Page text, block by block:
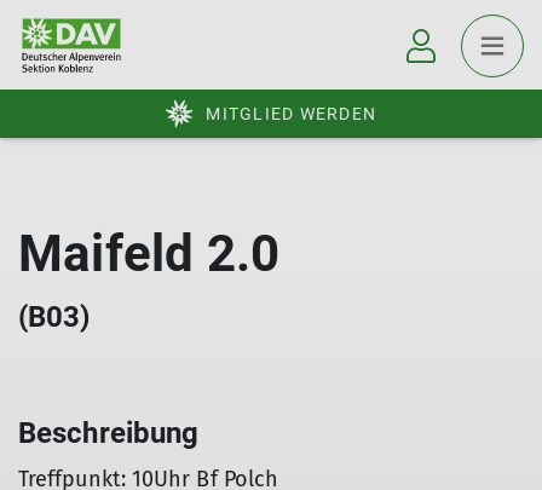
MITGLIED WERDEN
Maifeld 2.0
(B03)
Beschreibung
Treffpunkt: 10Uhr Bf Polch